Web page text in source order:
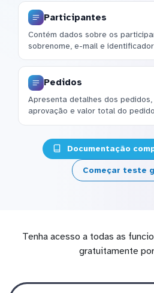
Participantes
Contém dados sobre os
sobrenome, e-mail e
Pedidos
Apresenta detalhes dos
aprovação e valor total do
Documentação
Começar teste
Tenha acesso a todas as
gratuitamente